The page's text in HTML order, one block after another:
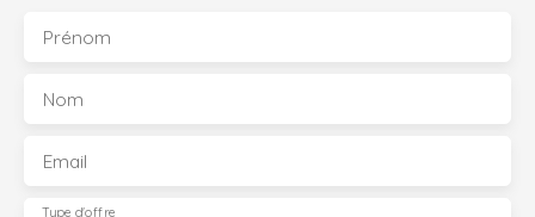
Prénom
Nom
Email
Type d'offre